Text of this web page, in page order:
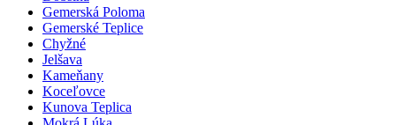
Gemerská Poloma
Gemerské Teplice
Chyžné
Jelšava
Kameňany
Koceľovce
Kunova Teplica